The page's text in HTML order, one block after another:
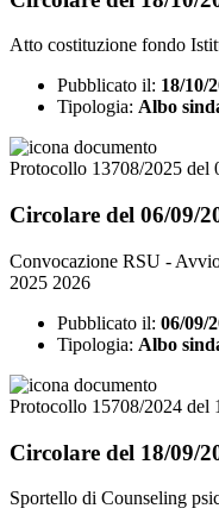
Atto costituzione fondo
Pubblicato il: 18/10/
Tipologia: Albo
Protocollo 13708/2025 del
Circolare del 06/09/
Convocazione RSU -
2025 2026
Pubblicato il: 06/09/
Tipologia: Albo
Protocollo 15708/2024 del
Circolare del 18/09/
Sportello di Counseling